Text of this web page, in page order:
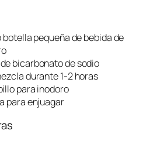
pequeña de bebida de
bicarbonato de sodio
durante 1-2 horas
para inodoro
para enjuagar